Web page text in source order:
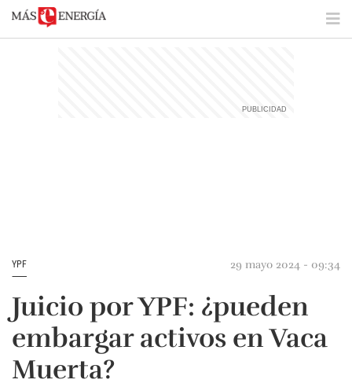
YPF 29 mayo 2024 - 09:34
Juicio por YPF: ¿pueden
embargar activos en Vaca
Muerta?